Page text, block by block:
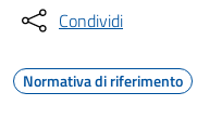
Condividi
Normativa di riferimento